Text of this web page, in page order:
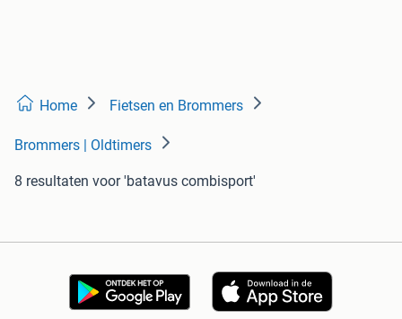
Home Fietsen en Brommers
Brommers | Oldtimers
8 resultaten voor 'batavus combisport'